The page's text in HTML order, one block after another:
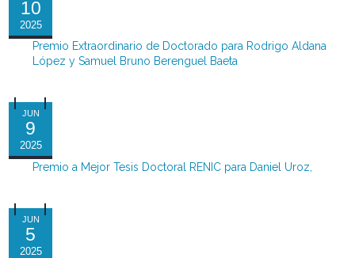
10
2025
Premio Extraordinario de Doctorado para Rodrigo Aldana
López y Samuel Bruno Berenguel Baeta
JUN
9
2025
Premio a Mejor Tesis Doctoral RENIC para Daniel Uroz,
JUN
5
2025